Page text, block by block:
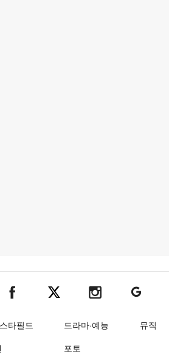
이버TV
텐아시아 페이스북텐아시아 엑스텐아시아 인스타그램
텐아시아
타필드 드라마·예능
뮤직
포토